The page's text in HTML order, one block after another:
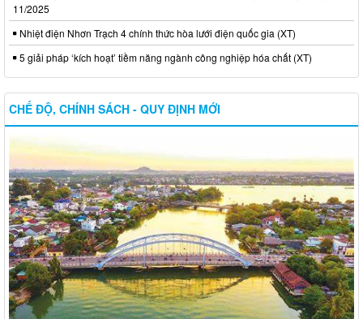
11/2025
Nhiệt điện Nhơn Trạch 4 chính thức hòa lưới điện quốc gia (XT)
5 giải pháp ‘kích hoạt’ tiềm năng ngành công nghiệp hóa chất (XT)
CHẾ ĐỘ, CHÍNH SÁCH - QUY ĐỊNH MỚI